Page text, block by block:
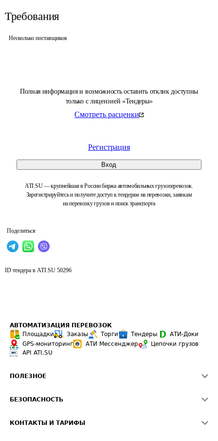
Полная информация и возможность оставить отклик доступны
только с лицензией «Тендеры»
Смотреть расценки
Регистрация
Вход
ATI.SU — крупнейшая в России биржа автомобильных грузоперевозок.
Зарегистрируйтесь и получите доступ к тендерам на перевозки, заявкам
на перевозку грузов и поиск транспорта
Поделиться
Требования
Несколько поставщиков
ID тендера в ATI.SU 50296
АВТОМАТИЗАЦИЯ ПЕРЕВОЗОК
Площадки
Заказы Торги Тендеры
АТИ-Доки
GPS-мониторинг
АТИ Мессенджер
Цепочки грузов
API ATI.SU
ПОЛЕЗНОЕ
Звезды ATI.SU на вашем сайте
БЕЗОПАСНОСТЬ
КОНТАКТЫ И ТАРИФЫ